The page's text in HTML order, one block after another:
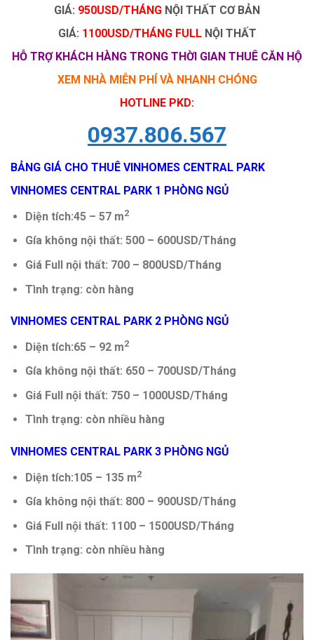
GIÁ: 950USD/THÁNG NỘI THẤT CƠ BẢN
GIÁ: 1100USD/THÁNG FULLNỘI THẤT
HỖ TRỢ KHÁCH HÀNG TRONG THỜI GIAN THUÊ CĂN HỘ
XEM NHÀ MIỄN PHÍ VÀ NHANH CHÓNG
HOTLINE PKD:
0937.806.567
BẢNG GIÁ CHO THUÊ VINHOMES CENTRAL PARK
VINHOMES CENTRAL PARK 1 PHÒNG NGỦ
Diện tích:45 – 57 m2
Gía không nội thất: 500 – 600USD/Tháng
Giá Full nội thất: 700 – 800USD/Tháng
Tình trạng: còn hàng
VINHOMES CENTRAL PARK 2 PHÒNG NGỦ
Diện tích:65 – 92 m2
Gía không nội thất: 650 – 700USD/Tháng
Giá Full nội thất: 750 – 1000USD/Tháng
Tình trạng: còn nhiều hàng
VINHOMES CENTRAL PARK 3 PHÒNG NGỦ
Diện tích:105 – 135 m2
Gía không nội thất: 800 – 900USD/Tháng
Giá Full nội thất: 1100 – 1500USD/Tháng
Tình trạng: còn nhiều hàng